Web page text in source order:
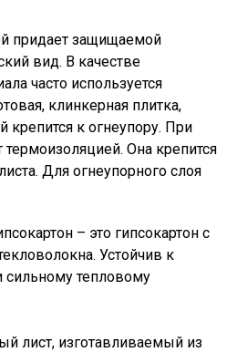
придает защищаемой
вид. В качестве
часто используется
клинкерная плитка,
крепится к огнеупору. При
термоизоляцией. Она крепится
Для огнеупорного слоя
– это гипсокартон с
Устойчив к
тепловому
лист, изготавливаемый из